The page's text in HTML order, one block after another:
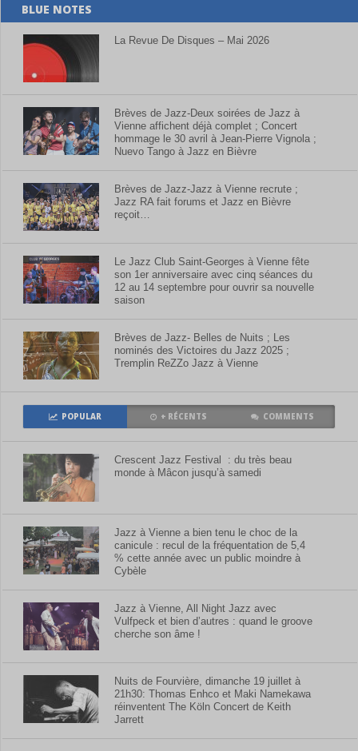
BLUE NOTES
La Revue De Disques – Mai 2026
Brèves de Jazz-Deux soirées de Jazz à
Vienne affichent déjà complet ; Concert
hommage le 30 avril à Jean-Pierre Vignola ;
Nuevo Tango à Jazz en Bièvre
Brèves de Jazz-Jazz à Vienne recrute ;
Jazz RA fait forums et Jazz en Bièvre
reçoit…
Le Jazz Club Saint-Georges à Vienne fête
son 1er anniversaire avec cinq séances du
12 au 14 septembre pour ouvrir sa nouvelle
saison
Brèves de Jazz- Belles de Nuits ; Les
nominés des Victoires du Jazz 2025 ;
Tremplin ReZZo Jazz à Vienne
POPULAR + RÉCENTS COMMENTS
Crescent Jazz Festival : du très beau
monde à Mâcon jusqu’à samedi
Jazz à Vienne a bien tenu le choc de la
canicule : recul de la fréquentation de 5,4
% cette année avec un public moindre à
Cybèle
Jazz à Vienne, All Night Jazz avec
Vulfpeck et bien d’autres : quand le groove
cherche son âme !
Nuits de Fourvière, dimanche 19 juillet à
21h30: Thomas Enhco et Maki Namekawa
réinventent The Köln Concert de Keith
Jarrett